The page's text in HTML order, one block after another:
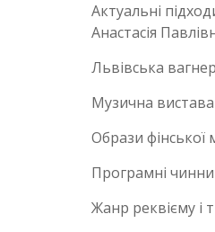
Актуальні
Анастасія
Львівська
Музична
Образи фінської
Програмні
Жанр реквієму і